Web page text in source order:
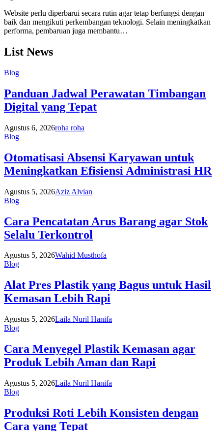
Website perlu diperbarui secara rutin agar tetap berfungsi dengan
baik dan mengikuti perkembangan teknologi. Selain meningkatkan
performa, pembaruan juga membantu…
List News
Blog
Panduan Jadwal Perawatan Timbangan
Digital yang Tepat
Agustus 6, 2026roha roha
Blog
Otomatisasi Absensi Karyawan untuk
Meningkatkan Efisiensi Administrasi HR
Agustus 5, 2026Aziz Alvian
Blog
Cara Pencatatan Arus Barang agar Stok
Selalu Terkontrol
Agustus 5, 2026Wahid Musthofa
Blog
Alat Pres Plastik yang Bagus untuk Hasil
Kemasan Lebih Rapi
Agustus 5, 2026Laila Nuril Hanifa
Blog
Cara Menyegel Plastik Kemasan agar
Produk Lebih Aman dan Rapi
Agustus 5, 2026Laila Nuril Hanifa
Blog
Produksi Roti Lebih Konsisten dengan
Cara yang Tepat